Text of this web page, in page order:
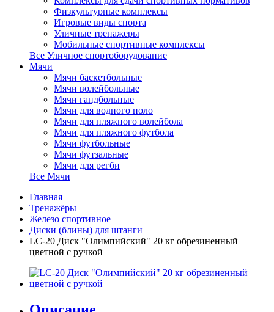
Физкультурные комплексы
Игровые виды спорта
Уличные тренажеры
Мобильные спортивные комплексы
Все Уличное спортоборудование
Мячи
Мячи баскетбольные
Мячи волейбольные
Мячи гандбольные
Мячи для водного поло
Мячи для пляжного волейбола
Мячи для пляжного футбола
Мячи футбольные
Мячи футзальные
Мячи для регби
Все Мячи
Главная
Тренажёры
Железо спортивное
Диски (блины) для штанги
LC-20 Диск "Олимпийский" 20 кг обрезиненный
цветной с ручкой